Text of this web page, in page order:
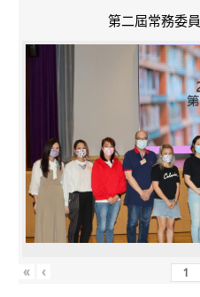
第二屆常務委
« ‹